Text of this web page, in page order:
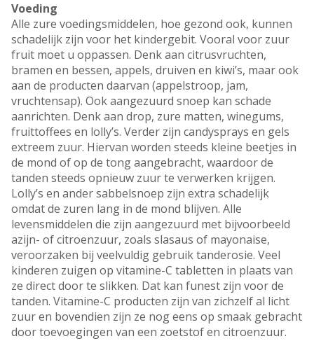
Voeding
Alle zure voedingsmiddelen, hoe gezond ook, kunnen
schadelijk zijn voor het kindergebit. Vooral voor zuur
fruit moet u oppassen. Denk aan citrusvruchten,
bramen en bessen, appels, druiven en kiwi’s, maar ook
aan de producten daarvan (appelstroop, jam,
vruchtensap). Ook aangezuurd snoep kan schade
aanrichten. Denk aan drop, zure matten, winegums,
fruittoffees en lolly’s. Verder zijn candysprays en gels
extreem zuur. Hiervan worden steeds kleine beetjes in
de mond of op de tong aangebracht, waardoor de
tanden steeds opnieuw zuur te verwerken krijgen.
Lolly’s en ander sabbelsnoep zijn extra schadelijk
omdat de zuren lang in de mond blijven. Alle
levensmiddelen die zijn aangezuurd met bijvoorbeeld
azijn- of citroenzuur, zoals slasaus of mayonaise,
veroorzaken bij veelvuldig gebruik tanderosie. Veel
kinderen zuigen op vitamine-C tabletten in plaats van
ze direct door te slikken. Dat kan funest zijn voor de
tanden. Vitamine-C producten zijn van zichzelf al licht
zuur en bovendien zijn ze nog eens op smaak gebracht
door toevoegingen van een zoetstof en citroenzuur.